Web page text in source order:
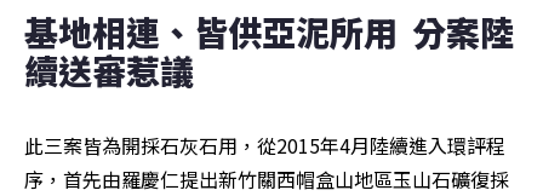
基地相連、皆供亞泥所用  分案陸
續送審惹議
此三案皆為開採石灰石用，從2015年4月陸續進入環評程
序，首先由羅慶仁提出新竹關西帽盒山地區玉山石礦復採